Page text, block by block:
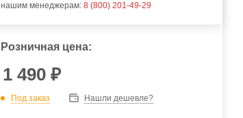
нашим менеджерам: 8 (800) 201-49-29
Розничная цена:
1 490₽
Под заказ Нашли дешевле?